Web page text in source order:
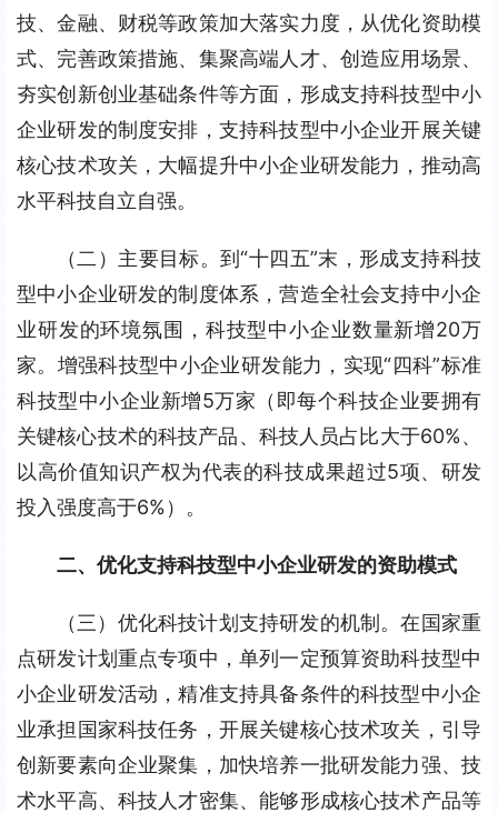
技、金融、财税等政策加大落实力度，从优化资助模
式、完善政策措施、集聚高端人才、创造应用场景、
夯实创新创业基础条件等方面，形成支持科技型中小
企业研发的制度安排，支持科技型中小企业开展关键
核心技术攻关，大幅提升中小企业研发能力，推动高
水平科技自立自强。
（二）主要目标。到“十四五”末，形成支持科技
型中小企业研发的制度体系，营造全社会支持中小企
业研发的环境氛围，科技型中小企业数量新增20万
家。增强科技型中小企业研发能力，实现“四科”标准
科技型中小企业新增5万家（即每个科技企业要拥有
关键核心技术的科技产品、科技人员占比大于60%、
以高价值知识产权为代表的科技成果超过5项、研发
投入强度高于6%）。
二、优化支持科技型中小企业研发的资助模式
（三）优化科技计划支持研发的机制。在国家重
点研发计划重点专项中，单列一定预算资助科技型中
小企业研发活动，精准支持具备条件的科技型中小企
业承担国家科技任务，开展关键核心技术攻关，引导
创新要素向企业聚集，加快培养一批研发能力强、技
术水平高、科技人才密集、能够形成核心技术产品等